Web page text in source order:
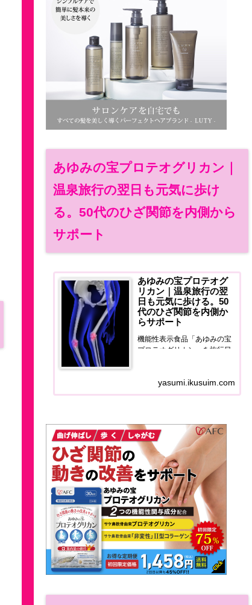
あゆみの宝プロテオグリカン｜
温泉旅行の翌日も元気に歩け
る。50代のひざ関節を内側から
サポート
あゆみの宝プロテオグ
リカン｜温泉旅行の翌
日も元気に歩ける。50
代のひざ関節を内側か
らサポート
機能性表示食品「あゆみの宝
プロテオグリカン」を旅行目
へ、ひざ関節と筋肉量をダブ
ルサポートするサプリの正直
ートする。
yasumi.ikusuim.com